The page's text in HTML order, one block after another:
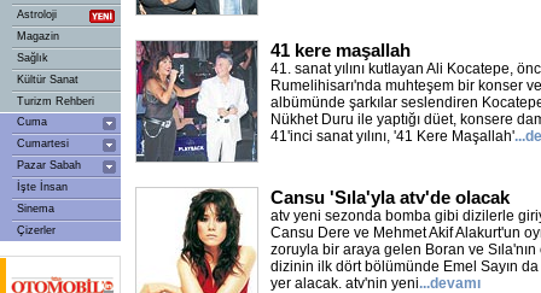
Astroloji
Magazin
Sağlık
Kültür Sanat
Turizm Rehberi
Cuma
Cumartesi
Pazar Sabah
İşte İnsan
Sinema
Çizerler
41 kere maşallah
41. sanat yılını kutlayan Ali Kocatepe,
Rumelihisarı'nda muhteşem bir konser
albümünde şarkılar seslendiren
Nükhet Duru ile yaptığı düet, konsere
41'inci sanat yılını, '41 Kere Maşallah'
Cansu 'Sıla'yla atv'de olacak
atv yeni sezonda bomba gibi dizilerle
Cansu Dere ve Mehmet Akif Alakurt'un
zoruyla bir araya gelen Boran ve Sıla'nın
dizinin ilk dört bölümünde Emel Sayın
yer alacak. atv'nin yeni...devamı